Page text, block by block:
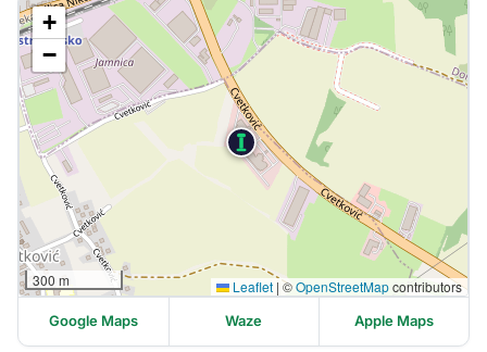
+
−
300 m Leaflet |©OpenStreetMapcontributors
Google Maps Waze Apple Maps